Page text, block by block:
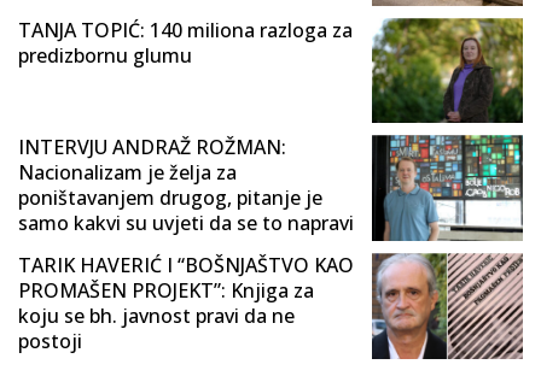
TANJA TOPIĆ: 140 miliona razloga za
predizbornu glumu
INTERVJU ANDRAŽ ROŽMAN:
Nacionalizam je želja za
poništavanjem drugog, pitanje je
samo kakvi su uvjeti da se to napravi
TARIK HAVERIĆ I “BOŠNJAŠTVO KAO
PROMAŠEN PROJEKT”: Knjiga za
koju se bh. javnost pravi da ne
postoji